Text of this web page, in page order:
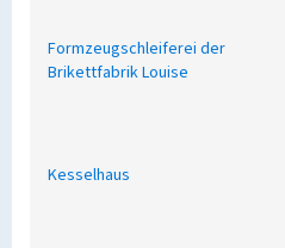
Formzeugschleiferei der
Brikettfabrik Louise
Kesselhaus